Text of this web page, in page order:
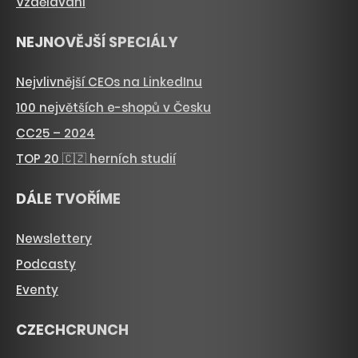
NEJNOVĚJŠÍ SPECIÁLY
Nejvlivnější CEOs na LinkedInu
100 největších e-shopů v Česku
CC25 – 2024
TOP 20 🇨🇿 herních studií
DÁLE TVOŘÍME
Newslettery
Podcasty
Eventy
CZECHCRUNCH